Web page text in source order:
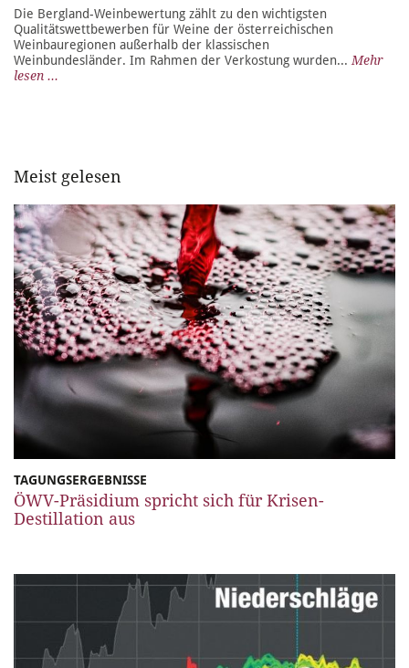
Die Bergland-Weinbewertung zählt zu den wichtigsten
Qualitätswettbewerben für Weine der österreichischen
Weinbauregionen außerhalb der klassischen
Weinbundesländer. Im Rahmen der Verkostung wurden... Mehr
lesen ...
Meist gelesen
TAGUNGSERGEBNISSE
ÖWV-Präsidium spricht sich für Krisen-
Destillation aus